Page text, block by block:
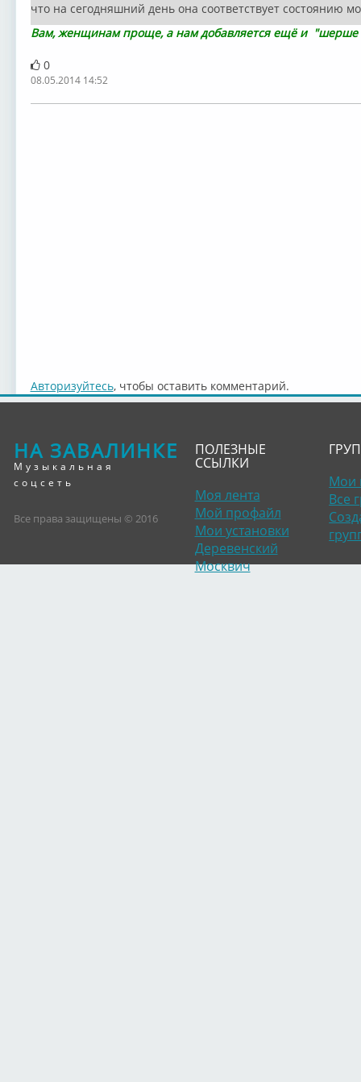
что на сегодняшний день она соответствует состоянию
Вам, женщинам проще, а нам добавляется ещё и "шерше
0
08.05.2014 14:52
Авторизуйтесь, чтобы оставить комментарий.
НА ЗАВАЛИНКЕ
Музыкальная
соцсеть
Все права защищены © 2016
ПОЛЕЗНЫЕ
ССЫЛКИ
Моя лента
Мой профайл
Мои установки
Деревенский
Москвич
Мои
Все